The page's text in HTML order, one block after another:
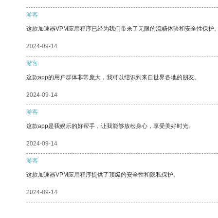
游客
这款加速器VPM应用程序已经为我们带来了无限的流畅体验和安全性保护
2024-09-14
游客
这款app的用户群体非常庞大，我可以结识到来自世界各地的朋友。
2024-09-14
游客
这款app是我娱乐的好帮手，让我能够放松身心，享受美好时光。
2024-09-14
游客
这款加速器VPM应用程序提供了顶级的安全性和隐私保护。
2024-09-14